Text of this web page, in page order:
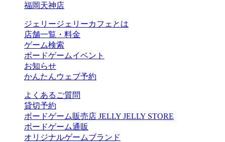
福岡天神店
ジェリージェリーカフェとは
店舗一覧・料金
ゲーム検索
ボードゲームイベント
お知らせ
かんたんウェブ予約
よくあるご質問
貸切予約
ボードゲーム販売店 JELLY JELLY STORE
ボードゲーム通販
オリジナルゲームブランド